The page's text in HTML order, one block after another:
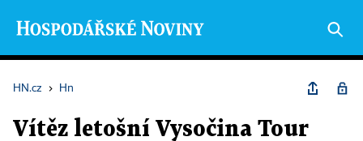
HN.cz › Hn
Vítěz letošní Vysočina Tour